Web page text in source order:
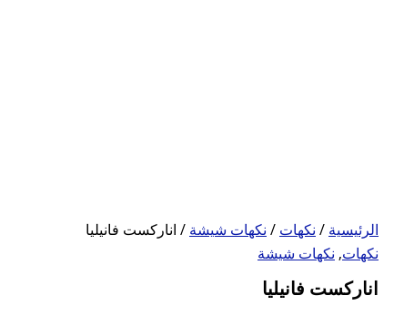
الرئيسية / نكهات / نكهات شيشة / اناركست فانيليا
نكهات, نكهات شيشة
اناركست فانيليا